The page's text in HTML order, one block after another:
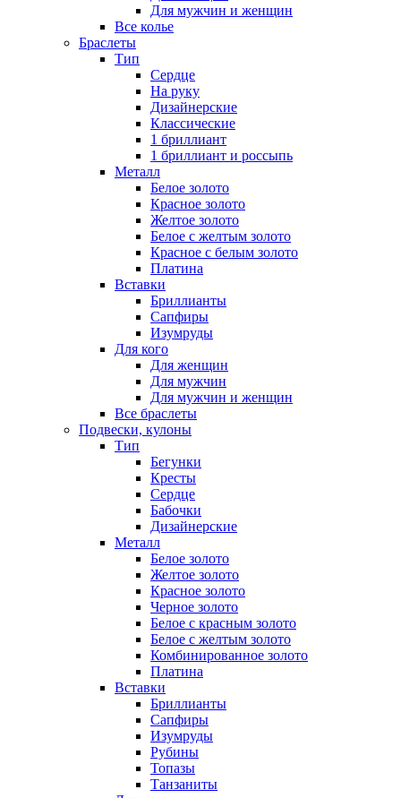
Для мужчин и женщин
Все колье
Браслеты
Тип
Сердце
На руку
Дизайнерские
Классические
1 бриллиант
1 бриллиант и россыпь
Металл
Белое золото
Красное золото
Желтое золото
Белое с желтым золото
Красное с белым золото
Платина
Вставки
Бриллианты
Сапфиры
Изумруды
Для кого
Для женщин
Для мужчин
Для мужчин и женщин
Все браслеты
Подвески, кулоны
Тип
Бегунки
Кресты
Сердце
Бабочки
Дизайнерские
Металл
Белое золото
Желтое золото
Красное золото
Черное золото
Белое с красным золото
Белое с желтым золото
Комбинированное золото
Платина
Вставки
Бриллианты
Сапфиры
Изумруды
Рубины
Топазы
Танзаниты